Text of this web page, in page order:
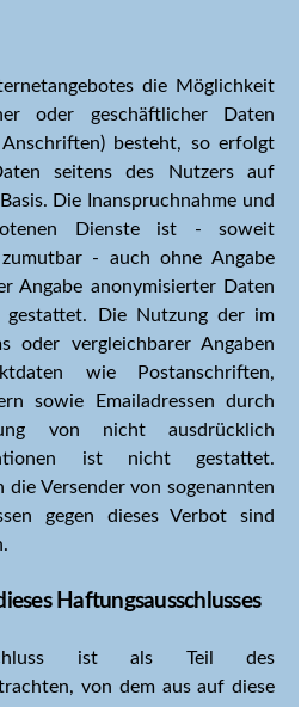
die Möglichkeit
oder geschäftlicher Daten
Anschriften) besteht, so erfolgt
seitens des Nutzers auf
Die Inanspruchnahme und
Dienste ist - soweit
- auch ohne Angabe
Angabe anonymisierter Daten
gestattet. Die Nutzung der im
oder vergleichbarer Angaben
wie Postanschriften,
sowie Emailadressen durch
von nicht ausdrücklich
ist nicht gestattet.
die Versender von sogenannten
gegen dieses Verbot sind
Haftungsausschlusses
ist als Teil des
von dem aus auf diese